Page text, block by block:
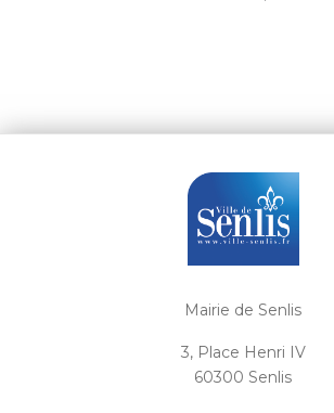
Mairie de Senlis
3, Place Henri IV
60300 Senlis